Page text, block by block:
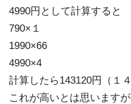
4990円として計算すると
790×１
1990×66
4990×4
計算したら143120円（１
これが高いとは思います